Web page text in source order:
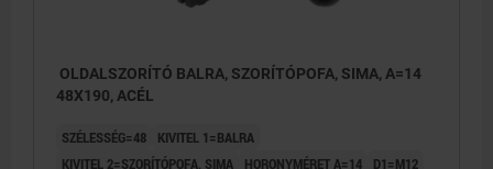
OLDALSZORÍTÓ BALRA, SZORÍTÓPOFA, SIMA, A=14
48X190, ACÉL
SZÉLESSÉG=48
KIVITEL 1=BALRA
KIVITEL 2=SZORÍTÓPOFA, SIMA
HORONYMÉRET A=14
D1=M12